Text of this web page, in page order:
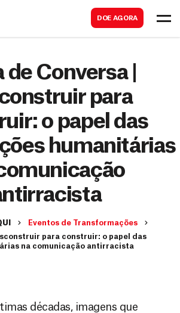
DOE AGORA
r
de Conversa |
para
o papel das
humanitárias
Eventos de Transformações
para construir: o papel das
na comunicação antirracista
décadas, imagens que
c
a
r